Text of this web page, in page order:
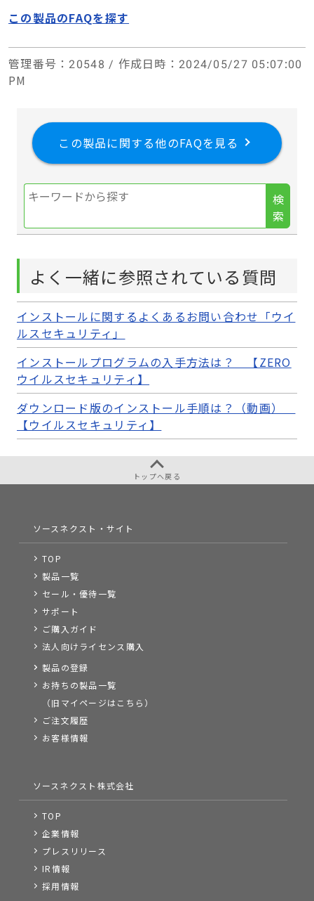
この製品のFAQを探す
管理番号 ：20548 / 作成日時 ：2024/05/27 05:07:00
PM
この製品に関する他のFAQを見る
検
索
よく一緒に参照されている質問
インストールに関するよくあるお問い合わせ「ウイ
ルスセキュリティ」
インストールプログラムの入手方法は？ 【ZERO
ウイルスセキュリティ】
ダウンロード版のインストール手順は？（動画）
【ウイルスセキュリティ】
トップへ戻る
ソースネクスト・サイト
TOP
製品一覧
セール・優待一覧
サポート
ご購入ガイド
法人向けライセンス購入
製品の登録
お持ちの製品一覧
（旧マイページはこちら）
ご注文履歴
お客様情報
ソースネクスト株式会社
TOP
企業情報
プレスリリース
IR情報
採用情報